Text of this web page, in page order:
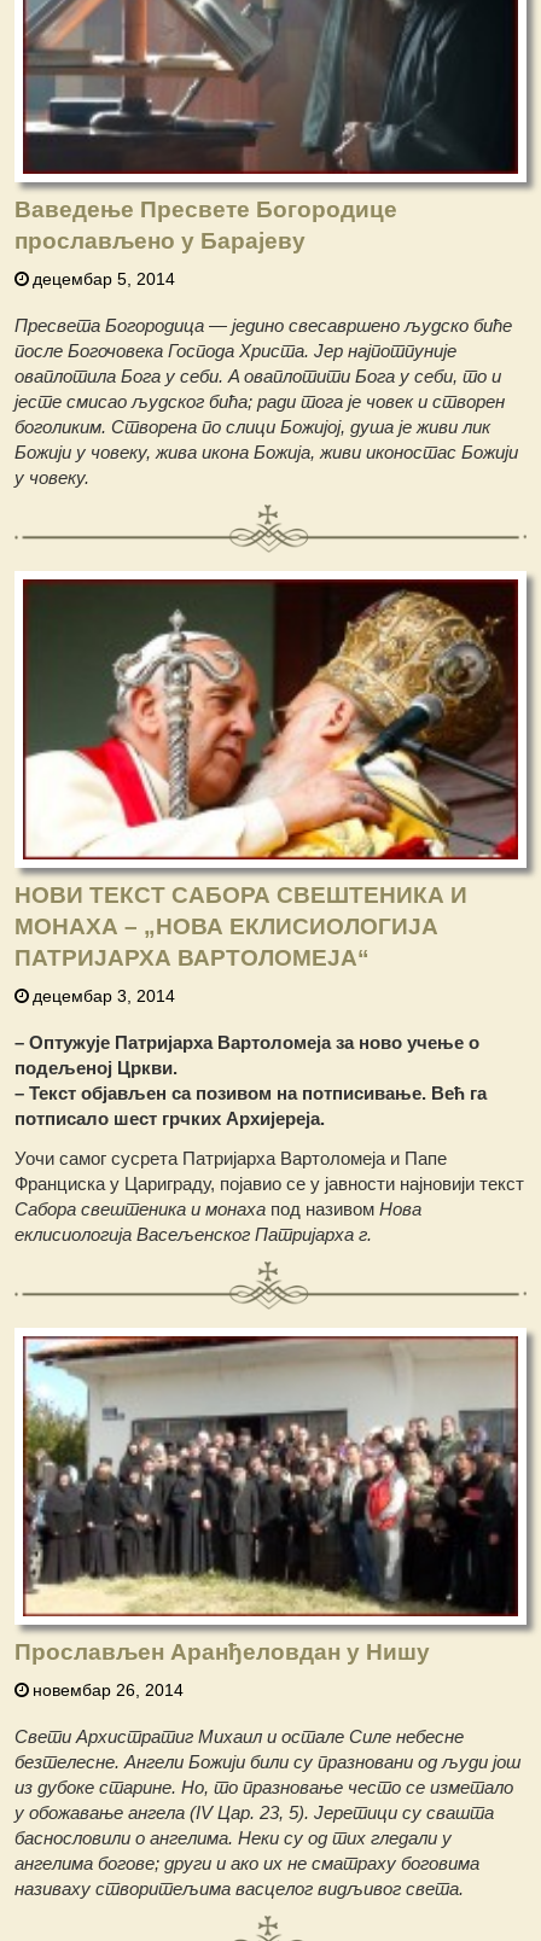
Ваведење Пресвете Богородице
прослављено у Барајеву
децембар 5, 2014
Пресвета Богородица — једино свесавршено људско биће
после Богочовека Господа Христа. Јер најпотпуније
оваплотила Бога у себи. Α оваплотити Бога у себи, то и
јесте смисао људског бића; ради тога је човек и створен
боголиким. Створена по слици Божијој, душа је живи лик
Божији у човеку, жива икона Божија, живи иконостас Божији
у човеку.
НОВИ ТЕКСТ САБОРА СВЕШТЕНИКА И
МОНАХА – „НОВА ЕКЛИСИОЛОГИЈА
ПАТРИЈАРХА ВАРТОЛОМЕЈА“
децембар 3, 2014
– Оптужује Патријарха Вартоломеја за ново учење о
подељеној Цркви.
– Текст објављен са позивом на потписивање. Већ га
потписало шест грчких Архијереја.
Уочи самог сусрета Патријарха Вартоломеја и Папе
Франциска у Цариграду, појавио се у јавности најновији текст
Сабора свештеника и монаха под називомНова
еклисиологија Васељенског Патријарха г.
Прослављен Аранђеловдан у Нишу
новембар 26, 2014
Свeти Архистратиг Михаил и остале Силе небесне
безтелесне. Ангели Божији били су празновани од људи још
из дубоке старине. Но, то празновање често се изметало
у обожавање ангела (IV Цар. 23, 5). Јеретици су свашта
баснословили о ангелима. Неки су од тих гледали у
ангелима богове; други и ако их не сматраху боговима
називаху створитељима васцелог видљивог света.